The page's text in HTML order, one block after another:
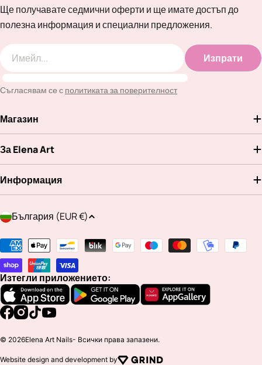
Ще получавате седмични оферти и ще имате достъп до
полезна информация и специални предложения.
Изпрати
Съгласявам се с политиката за поверителност
Магазин
За Elena Art
Информация
Д
р
ж
а
в
а
/
р
е
България (EUR €)
Методи
на
плащане
Изтегли приложението:
Facebook
Instagram
TikTokYouTube
© 2026Elena Art Nails- Всички права запазени.
Website design and development by